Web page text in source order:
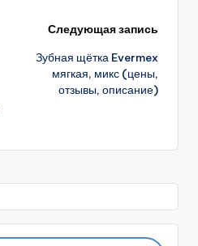
Следующая запись
Зубная щётка Evermex
мягкая, микс (цены,
отзывы, описание)